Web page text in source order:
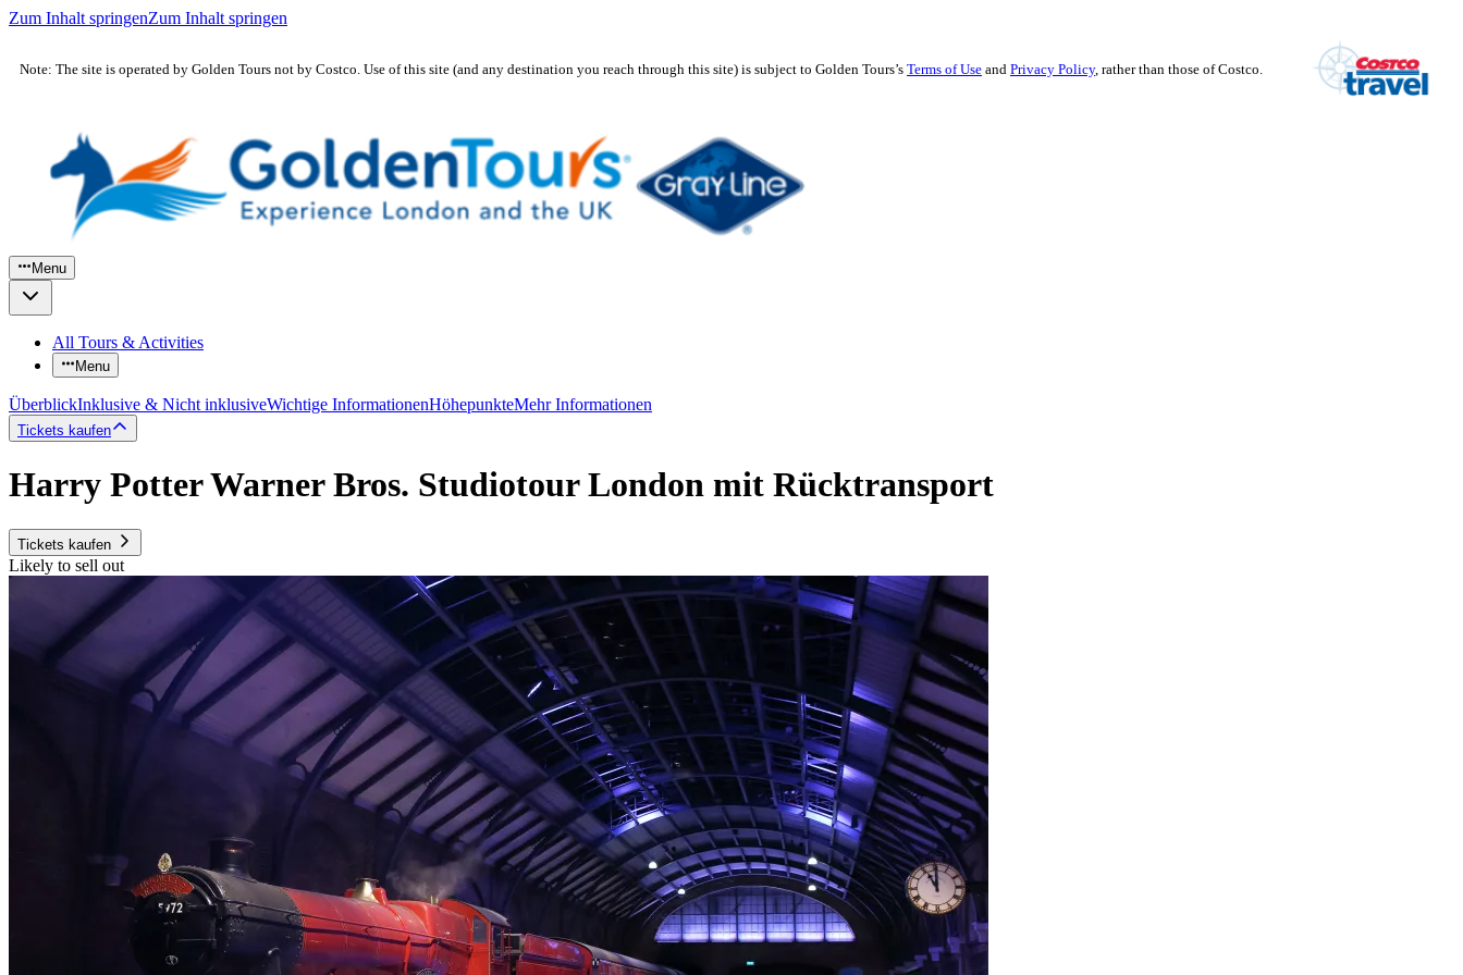
Zum Inhalt springenZum Inhalt springen
Note: The site is operated by Golden Tours not by Costco. Use of this site (and any destination you reach through this site) is subject to Golden Tours’s Terms of Use and Privacy Policy, rather than those of Costco.
Menu
All Tours & Activities
Menu
ÜberblickInklusive & Nicht inklusiveWichtige InformationenHöhepunkteMehr Informationen
Tickets kaufen
Harry Potter Warner Bros. Studiotour London mit Rücktransport
Tickets kaufen
Likely to sell out